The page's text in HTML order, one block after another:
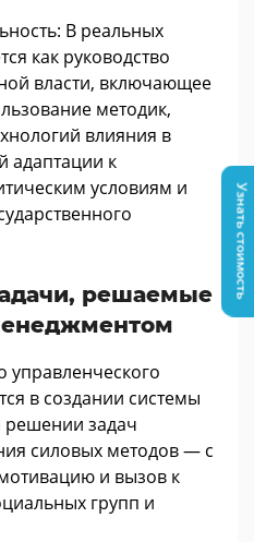
В реальных
как руководство
власти, включающее
методик,
влияния в
адаптации к
условиям и
решаемые
управленческого
в создании системы
решении задач
силовых методов — с
и вызов к
групп и
Узнать стоимость